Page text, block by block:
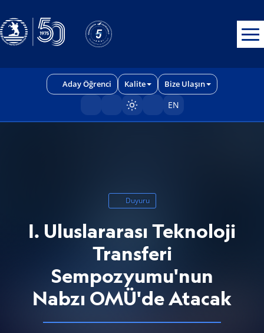
Aday Öğrenci Kalite Bize Ulaşın
Sayfayı karart/aç
EN
Duyuru
I. Uluslararası Teknoloji
Transferi
Sempozyumu'nun
Nabzı OMÜ'de Atacak